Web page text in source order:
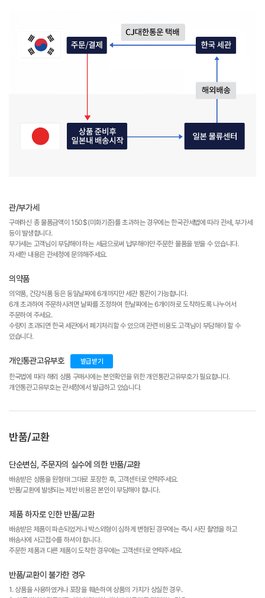
관/부가세
구매하신 총 물품금액이 150$(미화기준)를 초과하는 경우에는 한국관세법에 따라 관세, 부가세
등이 발생합니다.
부가세는 고객님이 부담해야 하는 세금으로써 납부해야만 주문한 물품을 받을 수 있습니다.
자세한 내용은 관세청에 문의해주세요.
의약품
의약품, 건강식품 등은 동일날짜에 6개까지만 세관 통관이 가능합니다.
6개 초과하여 주문하시려면 날짜를 조정하여 한날짜에는 6개이하로 도착하도록 나누어서
주문하여 주세요.
수량이 초과되면 한국 세관에서 폐기처리할 수 있으며 관련 비용도 고객님이 부담해야 할 수
있습니다.
개인통관고유부호 발급받기
한국법에 따라 해외 상품 구매시에는 본인확인을 위한 개인통관고유부호가 필요합니다.
개인통관고유부호는 관세청에서 발급하고 있습니다.
반품/교환
단순변심, 주문자의 실수에 의한 반품/교환
배송받은 상품을 원형태 그대로 포장한 후, 고객센터로 연락주세요.
반품/교환에 발생되는 제반 비용은 본인이 부담해야 합니다.
제품 하자로 인한 반품/교환
배송받은 제품이 파손되었거나 박스외형이 심하게 변형된 경우에는 즉시 사진 촬영을 하고
배송사에 사고접수를 하셔야 합니다.
주문한 제품과 다른 제품이 도착한 경우에는 고객센터로 연락주세요.
반품/교환이 불가한 경우
1. 상품을 사용하였거나 포장을 훼손하여 상품의 가치가 상실한 경우.